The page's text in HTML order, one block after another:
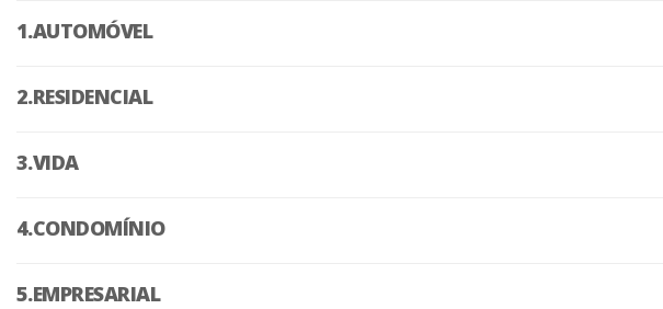
AUTOMÓVEL
RESIDENCIAL
VIDA
CONDOMÍNIO
EMPRESARIAL